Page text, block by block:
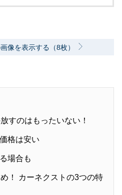
像を表示する（8枚）
すのはもったいない！
格は安い
場合も
！ カーネクストの3つの特